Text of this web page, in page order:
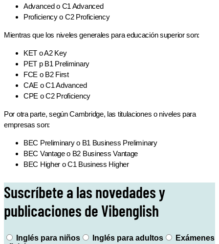
Advanced o C1 Advanced
Proficiency o C2 Proficiency
Mientras que los niveles generales para educación superior son:
KET o A2 Key
PET p B1 Preliminary
FCE o B2 First
CAE o C1 Advanced
CPE o C2 Proficiency
Por otra parte, según Cambridge, las titulaciones o niveles para
empresas son:
BEC Preliminary o B1 Business Preliminary
BEC Vantage o B2 Business Vantage
BEC Higher o C1 Business Higher
Suscríbete a las novedades y
publicaciones de Vibenglish
Inglés para niños Inglés para adultos
Exámenes